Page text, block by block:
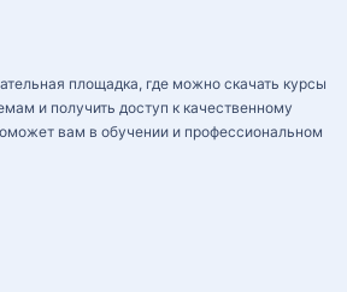
площадка, где можно скачать курсы
и получить доступ к качественному
вам в обучении и профессиональном